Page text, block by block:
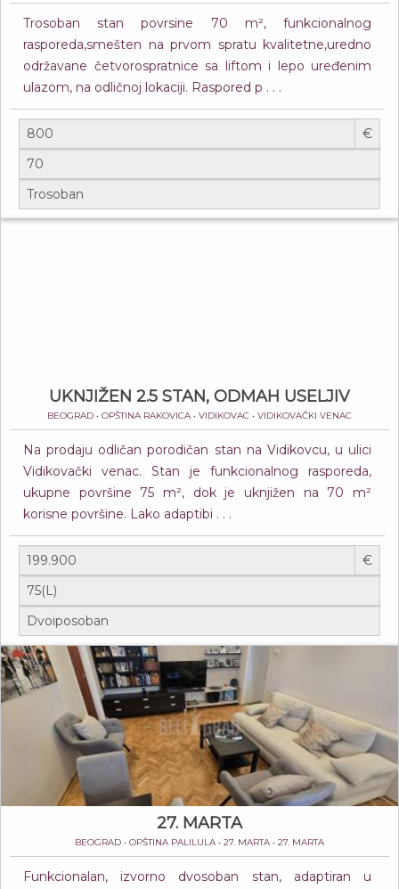
Trosoban stan povrsine 70 m², funkcionalnog
rasporeda,smešten na prvom spratu kvalitetne,uredno
održavane četvorospratnice sa liftom i lepo uređenim
ulazom, na odličnoj lokaciji. Raspored p . . .
€
UKNJIŽEN 2.5 STAN, ODMAH USELJIV
BEOGRAD • OPŠTINA RAKOVICA • VIDIKOVAC • VIDIKOVAČKI VENAC
Na prodaju odličan porodičan stan na Vidikovcu, u ulici
Vidikovački venac. Stan je funkcionalnog rasporeda,
ukupne površine 75 m², dok je uknjižen na 70 m²
korisne površine. Lako adaptibi . . .
€
27. MARTA
BEOGRAD • OPŠTINA PALILULA • 27. MARTA • 27. MARTA
Funkcionalan, izvorno dvosoban stan, adaptiran u